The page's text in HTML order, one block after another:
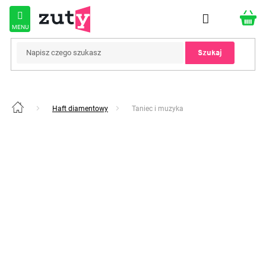
Przejść
treści
Szukaj
Home Haft diamentowy Taniec i muzyka